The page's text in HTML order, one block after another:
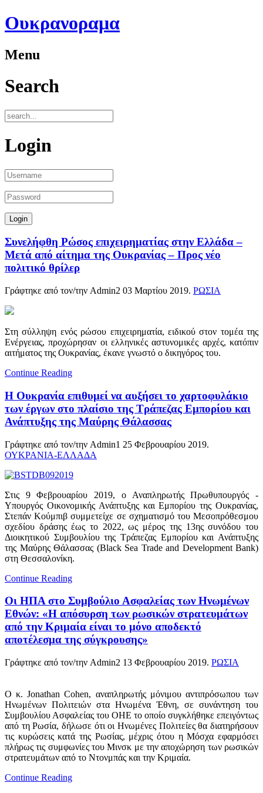
Ουκρανοραμα
Menu
Search
Login
Συνελήφθη Ρώσος επιχειρηματίας στην Ελλάδα –
Μετά από αίτημα της Ουκρανίας – Προς νέο
πολιτικό θρίλερ
Γράφτηκε από τον/την Admin2 03 Μαρτίου 2019. ΡΩΣΙΑ
Στη σύλληψη ενός ρώσου επιχειρηματία, ειδικού στον τομέα της
Ενέργειας, προχώρησαν οι ελληνικές αστυνομικές αρχές, κατόπιν
αιτήματος της Ουκρανίας, έκανε γνωστό ο δικηγόρος του.
Continue Reading
Η Ουκρανία επιθυμεί να αυξήσει το χαρτοφυλάκιο
των έργων στο πλαίσιο της Τράπεζας Εμπορίου και
Ανάπτυξης της Μαύρης Θάλασσας
Γράφτηκε από τον/την Admin1 25 Φεβρουαρίου 2019.
ΟΥΚΡΑΝΙΑ-ΕΛΛΑΔΑ
Στις 9 Φεβρουαρίου 2019, ο Αναπληρωτής Πρωθυπουργός -
Υπουργός Οικονομικής Ανάπτυξης και Εμπορίου της Ουκρανίας,
Στεπάν Κούμπιβ συμμετείχε σε σχηματισμό του Μεσοπρόθεσμου
σχεδίου δράσης έως το 2022, ως μέρος της 13ης συνόδου του
Διοικητικού Συμβουλίου της Τράπεζας Εμπορίου και Ανάπτυξης
της Μαύρης Θάλασσας (Black Sea Trade and Development Bank)
στη Θεσσαλονίκη.
Continue Reading
Οι ΗΠΑ στο Συμβούλιο Ασφαλείας των Ηνωμένων
Εθνών: «Η απόσυρση των ρωσικών στρατευμάτων
από την Κριμαία είναι το μόνο αποδεκτό
αποτέλεσμα της σύγκρουσης»
Γράφτηκε από τον/την Admin2 13 Φεβρουαρίου 2019. ΡΩΣΙΑ
Ο κ. Jonathan Cohen, αναπληρωτής μόνιμου αντιπρόσωπου των
Ηνωμένων Πολιτειών στα Ηνωμένα Έθνη, σε συνάντηση του
Συμβουλίου Ασφαλείας του ΟΗΕ το οποίο συγκλήθηκε επειγόντως
από τη Ρωσία, δήλωσε ότι οι Ηνωμένες Πολιτείες θα διατηρήσουν
τις κυρώσεις κατά της Ρωσίας, μέχρις ότου η Μόσχα εφαρμόσει
πλήρως τις συμφωνίες του Μινσκ με την αποχώρηση των ρωσικών
στρατευμάτων από το Ντονμπάς και την Κριμαία.
Continue Reading